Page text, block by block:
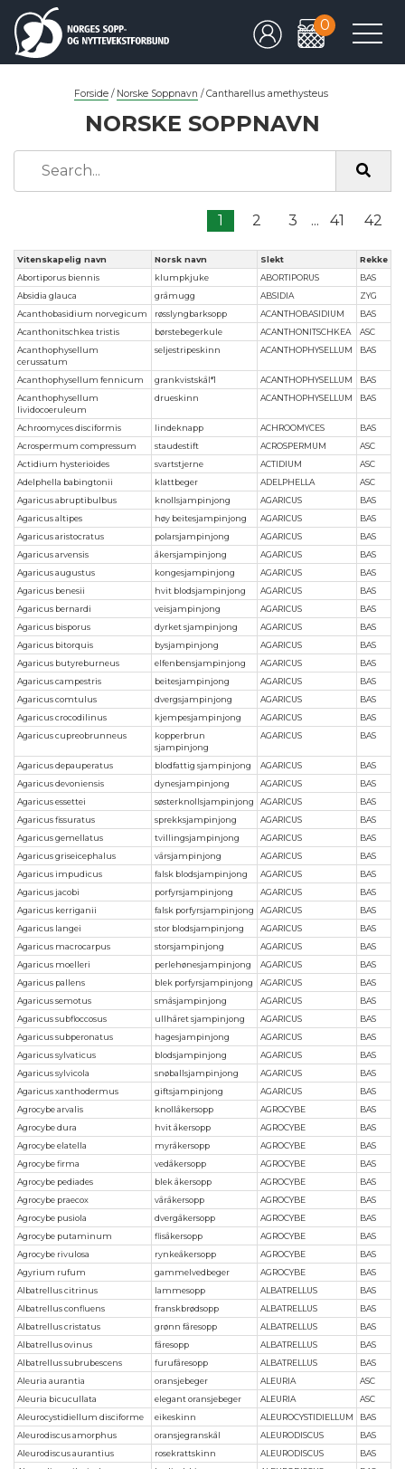
0
Forside / Norske Soppnavn / Cantharellus amethysteus
NORSKE SOPPNAVN
1 2 3 ... 41 42
Vitenskapelig navn Norsk navn Slekt
Rekke
Abortiporus biennis
klumpkjuke ABORTIPORUS
BAS
Absidia glauca
gråmugg ABSIDIA
ZYG
Acanthobasidium norvegicum
røsslyngbarksopp ACANTHOBASIDIUM
BAS
Acanthonitschkea tristis
børstebegerkule ACANTHONITSCHKEA
ASC
Acanthophysellum
cerussatum
seljestripeskinn ACANTHOPHYSELLUM BAS
Acanthophysellum fennicum grankvistskål*1 ACANTHOPHYSELLUM
BAS
Acanthophysellum
lividocoeruleum
drueskinn ACANTHOPHYSELLUM BAS
Achroomyces disciformis lindeknapp ACHROOMYCES
BAS
Acrospermum compressum
staudestift ACROSPERMUM
ASC
Actidium hysterioides
svartstjerne ACTIDIUM
ASC
Adelphella babingtonii
klattbeger ADELPHELLA
ASC
Agaricus abruptibulbus
knollsjampinjong AGARICUS
BAS
Agaricus altipes
høy beitesjampinjong AGARICUS
BAS
Agaricus aristocratus
polarsjampinjong AGARICUS
BAS
Agaricus arvensis
åkersjampinjong AGARICUS
BAS
Agaricus augustus
kongesjampinjong AGARICUS
BAS
Agaricus benesii
hvit blodsjampinjong AGARICUS
BAS
Agaricus bernardi
veisjampinjong AGARICUS
BAS
Agaricus bisporus
dyrket sjampinjong AGARICUS
BAS
Agaricus bitorquis
bysjampinjong AGARICUS
BAS
Agaricus butyreburneus
elfenbensjampinjong AGARICUS
BAS
Agaricus campestris
beitesjampinjong AGARICUS
BAS
Agaricus comtulus
dvergsjampinjong AGARICUS
BAS
Agaricus crocodilinus
kjempesjampinjong AGARICUS
BAS
Agaricus cupreobrunneus
kopperbrun
sjampinjong
AGARICUS BAS
Agaricus depauperatus blodfattig sjampinjong AGARICUS
BAS
Agaricus devoniensis
dynesjampinjong AGARICUS
BAS
Agaricus essettei
søsterknollsjampinjong AGARICUS
BAS
Agaricus fissuratus
sprekksjampinjong AGARICUS
BAS
Agaricus gemellatus
tvillingsjampinjong AGARICUS
BAS
Agaricus griseicephalus
vårsjampinjong AGARICUS
BAS
Agaricus impudicus
falsk blodsjampinjong AGARICUS
BAS
Agaricus jacobi
porfyrsjampinjong AGARICUS
BAS
Agaricus kerriganii
falsk porfyrsjampinjong AGARICUS
BAS
Agaricus langei
stor blodsjampinjong AGARICUS
BAS
Agaricus macrocarpus
storsjampinjong AGARICUS
BAS
Agaricus moelleri
perlehønesjampinjong AGARICUS
BAS
Agaricus pallens
blek porfyrsjampinjong AGARICUS
BAS
Agaricus semotus
småsjampinjong AGARICUS
BAS
Agaricus subfloccosus
ullhåret sjampinjong AGARICUS
BAS
Agaricus subperonatus
hagesjampinjong AGARICUS
BAS
Agaricus sylvaticus
blodsjampinjong AGARICUS
BAS
Agaricus sylvicola
snøballsjampinjong AGARICUS
BAS
Agaricus xanthodermus
giftsjampinjong AGARICUS
BAS
Agrocybe arvalis
knollåkersopp AGROCYBE
BAS
Agrocybe dura
hvit åkersopp AGROCYBE
BAS
Agrocybe elatella
myråkersopp AGROCYBE
BAS
Agrocybe firma
vedåkersopp AGROCYBE
BAS
Agrocybe pediades
blek åkersopp AGROCYBE
BAS
Agrocybe praecox
våråkersopp AGROCYBE
BAS
Agrocybe pusiola
dvergåkersopp AGROCYBE
BAS
Agrocybe putaminum
flisåkersopp AGROCYBE
BAS
Agrocybe rivulosa
rynkeåkersopp AGROCYBE
BAS
Agyrium rufum
gammelvedbeger AGROCYBE
BAS
Albatrellus citrinus
lammesopp ALBATRELLUS
BAS
Albatrellus confluens
franskbrødsopp ALBATRELLUS
BAS
Albatrellus cristatus
grønn fåresopp ALBATRELLUS
BAS
Albatrellus ovinus
fåresopp ALBATRELLUS
BAS
Albatrellus subrubescens
furufåresopp ALBATRELLUS
BAS
Aleuria aurantia
oransjebeger ALEURIA
ASC
Aleuria bicucullata
elegant oransjebeger ALEURIA
ASC
Aleurocystidiellum disciforme
eikeskinn ALEUROCYSTIDIELLUM
BAS
Aleurodiscus amorphus
oransjegranskål ALEURODISCUS
BAS
Aleurodiscus aurantius
rosekrattskinn ALEURODISCUS
BAS